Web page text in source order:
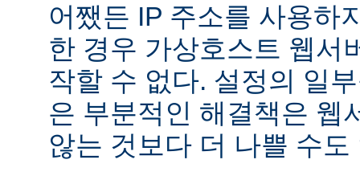
어쨌든 IP 주소를 사용하
한 경우 가상호스트 웹서
작할 수 없다. 설정의 일
은 부분적인 해결책은 웹
않는 것보다 더 나쁠 수도